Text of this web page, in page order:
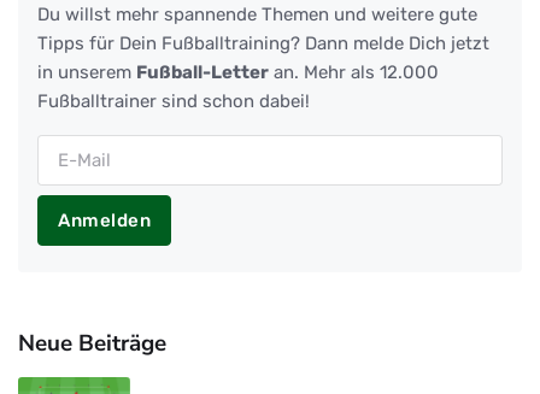
Du willst mehr spannende Themen und weitere gute
Tipps für Dein Fußballtraining? Dann melde Dich jetzt
in unserem Fußball-Letter an. Mehr als 12.000
Fußballtrainer sind schon dabei!
Anmelden
Neue Beiträge